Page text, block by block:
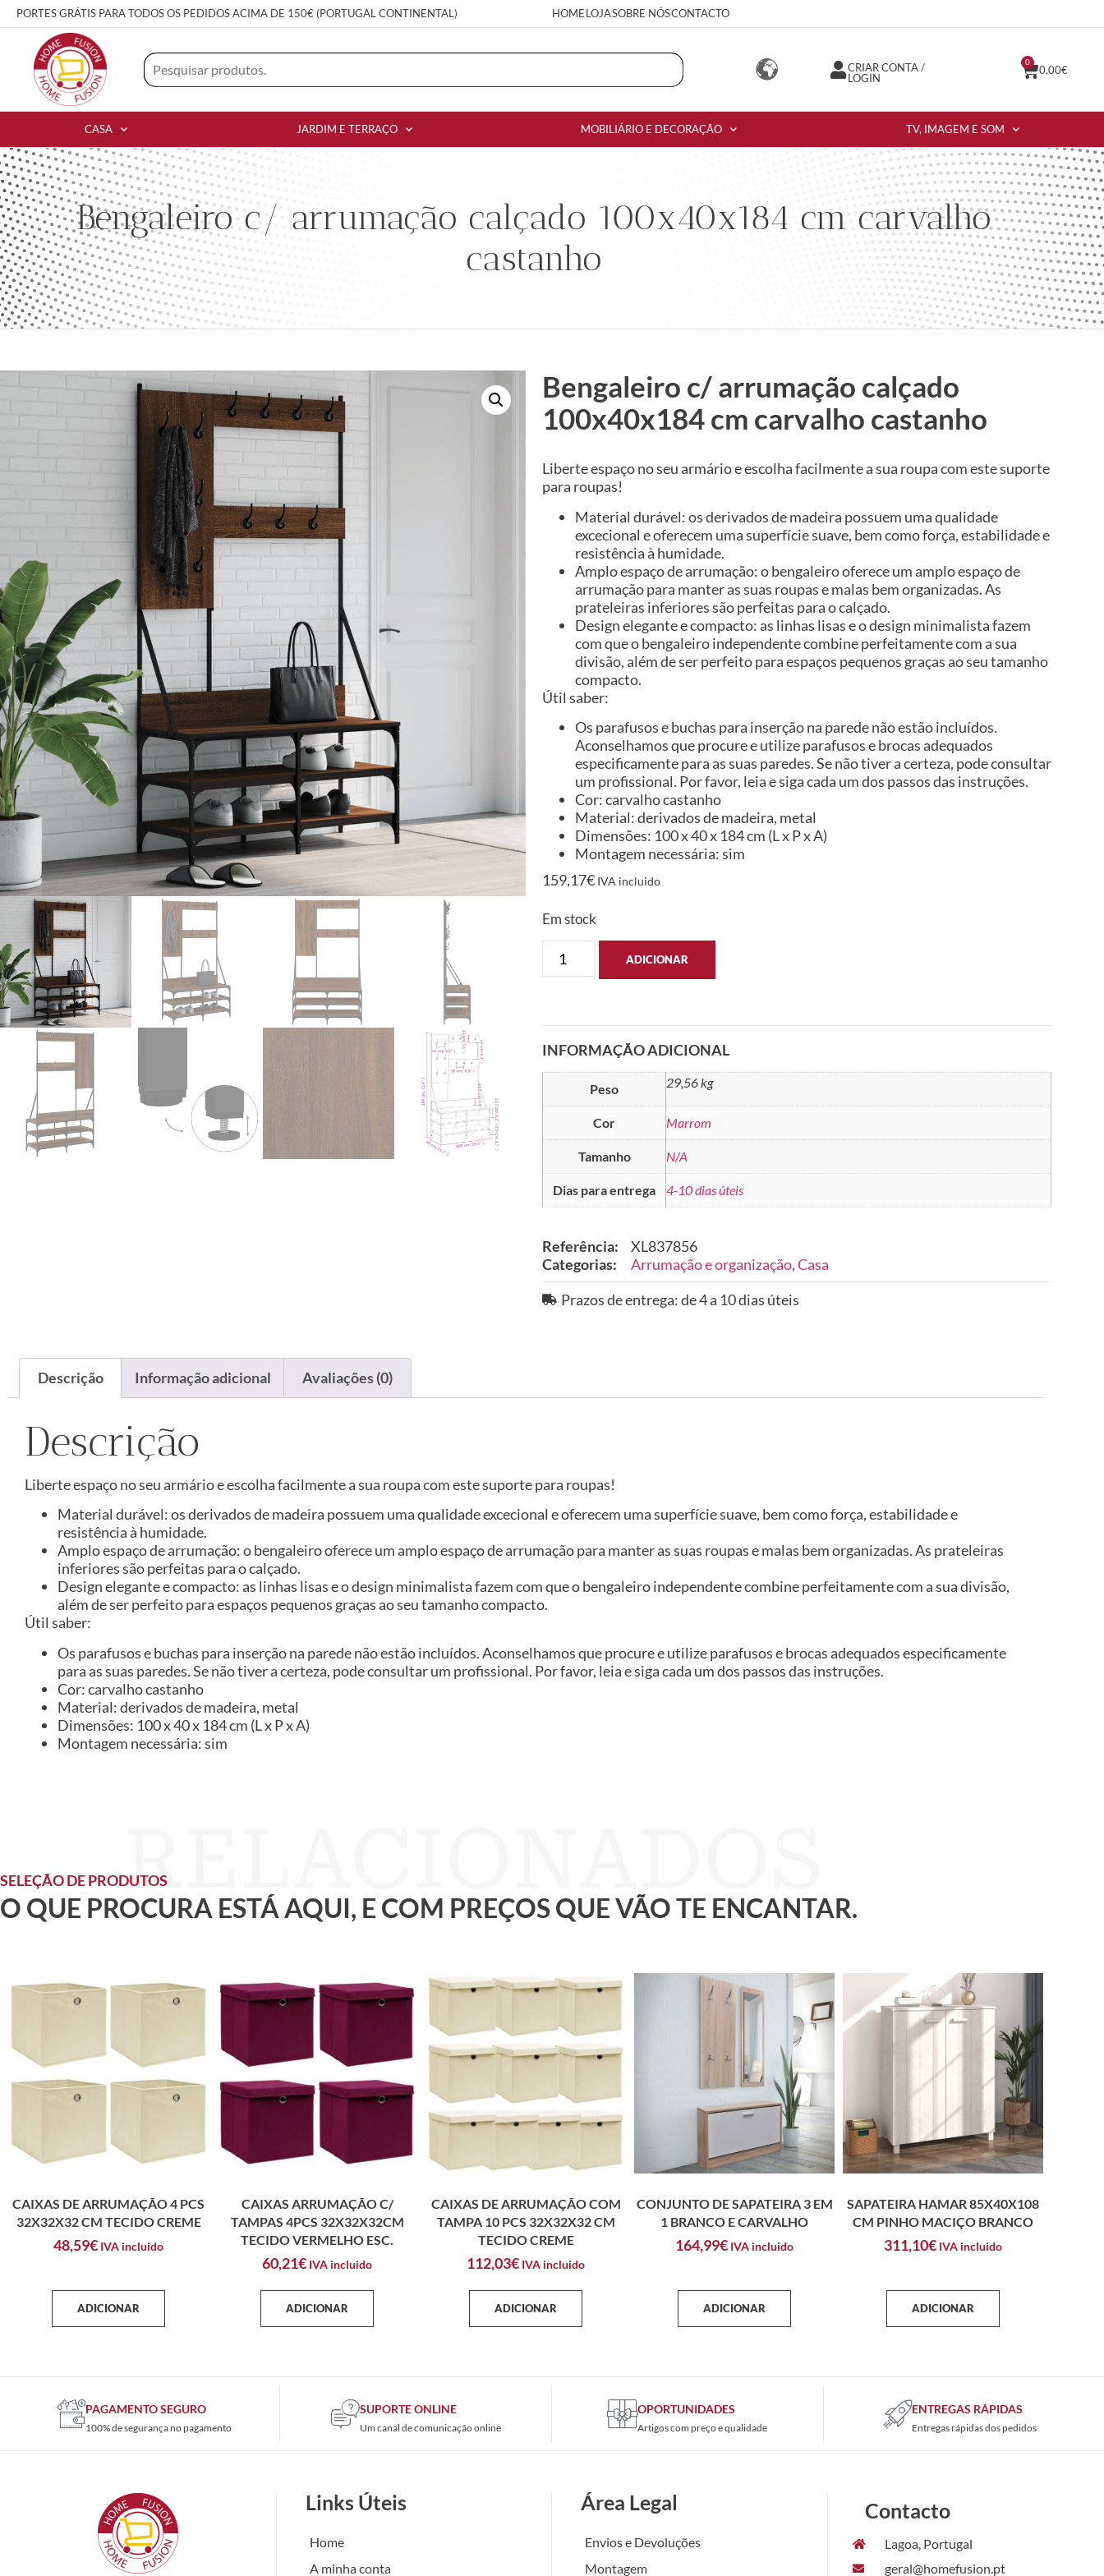
PORTES GRÁTIS PARA TODOS OS PEDIDOS ACIMA DE 150€ (PORTUGAL CONTINENTAL) HOMELOJASOBRE NÓSCONTACTO
CRIAR CONTA /
LOGIN
0,00€
0
CASA JARDIM E TERRAÇO MOBILIÁRIO E DECORAÇÃO TV, IMAGEM E SOM
Bengaleiro c/ arrumação calçado 100x40x184 cm carvalho
castanho
Bengaleiro c/ arrumação calçado
100x40x184 cm carvalho castanho
Liberte espaço no seu armário e escolha facilmente a sua roupa com este suporte
para roupas!
Material durável: os derivados de madeira possuem uma qualidade
excecional e oferecem uma superfície suave, bem como força, estabilidade e
resistência à humidade.
Amplo espaço de arrumação: o bengaleiro oferece um amplo espaço de
arrumação para manter as suas roupas e malas bem organizadas. As
prateleiras inferiores são perfeitas para o calçado.
Design elegante e compacto: as linhas lisas e o design minimalista fazem
com que o bengaleiro independente combine perfeitamente com a sua
divisão, além de ser perfeito para espaços pequenos graças ao seu tamanho
compacto.
Útil saber:
Os parafusos e buchas para inserção na parede não estão incluídos.
Aconselhamos que procure e utilize parafusos e brocas adequados
especificamente para as suas paredes. Se não tiver a certeza, pode consultar
um profissional. Por favor, leia e siga cada um dos passos das instruções.
Cor: carvalho castanho
Material: derivados de madeira, metal
Dimensões: 100 x 40 x 184 cm (L x P x A)
Montagem necessária: sim
159,17€ IVA incluido
Em stock
ADICIONAR
INFORMAÇÃO ADICIONAL
Peso 29,56 kg
Cor Marrom
Tamanho N/A
Dias para entrega 4-10 dias úteis
Referência:
XL837856
Categorias:
Arrumação e organização,Casa
Prazos de entrega: de 4 a 10 dias úteis
Descrição Informação adicional Avaliações (0)
Descrição
Liberte espaço no seu armário e escolha facilmente a sua roupa com este suporte para roupas!
Material durável: os derivados de madeira possuem uma qualidade excecional e oferecem uma superfície suave, bem como força, estabilidade e
resistência à humidade.
Amplo espaço de arrumação: o bengaleiro oferece um amplo espaço de arrumação para manter as suas roupas e malas bem organizadas. As prateleiras
inferiores são perfeitas para o calçado.
Design elegante e compacto: as linhas lisas e o design minimalista fazem com que o bengaleiro independente combine perfeitamente com a sua divisão,
além de ser perfeito para espaços pequenos graças ao seu tamanho compacto.
Útil saber:
Os parafusos e buchas para inserção na parede não estão incluídos. Aconselhamos que procure e utilize parafusos e brocas adequados especificamente
para as suas paredes. Se não tiver a certeza, pode consultar um profissional. Por favor, leia e siga cada um dos passos das instruções.
Cor: carvalho castanho
Material: derivados de madeira, metal
Dimensões: 100 x 40 x 184 cm (L x P x A)
Montagem necessária: sim
SELEÇÃO DE PRODUTOS
O QUE PROCURA ESTÁ AQUI, E COM PREÇOS QUE VÃO TE ENCANTAR.
CAIXAS DE ARRUMAÇÃO 4 PCS
32X32X32 CM TECIDO CREME
48,59€ IVA incluido
ADICIONAR
CAIXAS ARRUMAÇÃO C/
TAMPAS 4PCS 32X32X32CM
TECIDO VERMELHO ESC.
60,21€ IVA incluido
ADICIONAR
CAIXAS DE ARRUMAÇÃO COM
TAMPA 10 PCS 32X32X32 CM
TECIDO CREME
112,03€ IVA incluido
ADICIONAR
CONJUNTO DE SAPATEIRA 3 EM
1 BRANCO E CARVALHO
164,99€ IVA incluido
ADICIONAR
SAPATEIRA HAMAR 85X40X108
CM PINHO MACIÇO BRANCO
311,10€ IVA incluido
ADICIONAR
PAGAMENTO SEGURO
100% de segurança no pagamento
SUPORTE ONLINE
Um canal de comunicação online
OPORTUNIDADES
Artigos com preço e qualidade
ENTREGAS RÁPIDAS
Entregas rápidas dos pedidos
Links Úteis
Home
A minha conta
Área Legal
Envios e Devoluções
Montagem
Contacto
Lagoa, Portugal
geral@homefusion.pt